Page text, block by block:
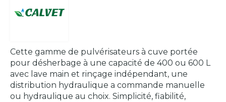
Cette gamme de pulvérisateurs à cuve portée
pour désherbage à une capacité de 400 ou 600 L
avec lave main et rinçage indépendant, une
distribution hydraulique a commande manuelle
ou hydraulique au choix. Simplicité, fiabilité,